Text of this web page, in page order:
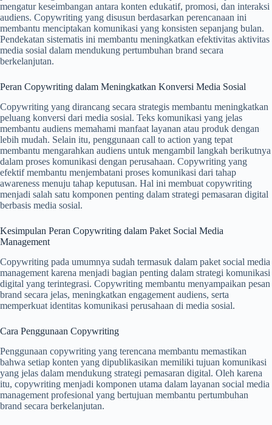
mengatur keseimbangan antara konten edukatif, promosi, dan interaksi
audiens. Copywriting yang disusun berdasarkan perencanaan ini
membantu menciptakan komunikasi yang konsisten sepanjang bulan.
Pendekatan sistematis ini membantu meningkatkan efektivitas aktivitas
media sosial dalam mendukung pertumbuhan brand secara
berkelanjutan.
Peran Copywriting dalam Meningkatkan Konversi Media Sosial
Copywriting yang dirancang secara strategis membantu meningkatkan
peluang konversi dari media sosial. Teks komunikasi yang jelas
membantu audiens memahami manfaat layanan atau produk dengan
lebih mudah. Selain itu, penggunaan call to action yang tepat
membantu mengarahkan audiens untuk mengambil langkah berikutnya
dalam proses komunikasi dengan perusahaan. Copywriting yang
efektif membantu menjembatani proses komunikasi dari tahap
awareness menuju tahap keputusan. Hal ini membuat copywriting
menjadi salah satu komponen penting dalam strategi pemasaran digital
berbasis media sosial.
Kesimpulan Peran Copywriting dalam Paket Social Media
Management
Copywriting pada umumnya sudah termasuk dalam paket social media
management karena menjadi bagian penting dalam strategi komunikasi
digital yang terintegrasi. Copywriting membantu menyampaikan pesan
brand secara jelas, meningkatkan engagement audiens, serta
memperkuat identitas komunikasi perusahaan di media sosial.
Cara Penggunaan Copywriting
Penggunaan copywriting yang terencana membantu memastikan
bahwa setiap konten yang dipublikasikan memiliki tujuan komunikasi
yang jelas dalam mendukung strategi pemasaran digital. Oleh karena
itu, copywriting menjadi komponen utama dalam layanan social media
management profesional yang bertujuan membantu pertumbuhan
brand secara berkelanjutan.